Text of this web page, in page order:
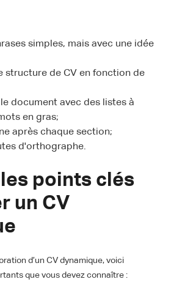
simples, mais avec une idée
structure de CV en fonction de
document avec des listes à
en gras;
après chaque section;
d'orthographe.
les points clés
un CV
d’un CV dynamique, voici
que vous devez connaître :